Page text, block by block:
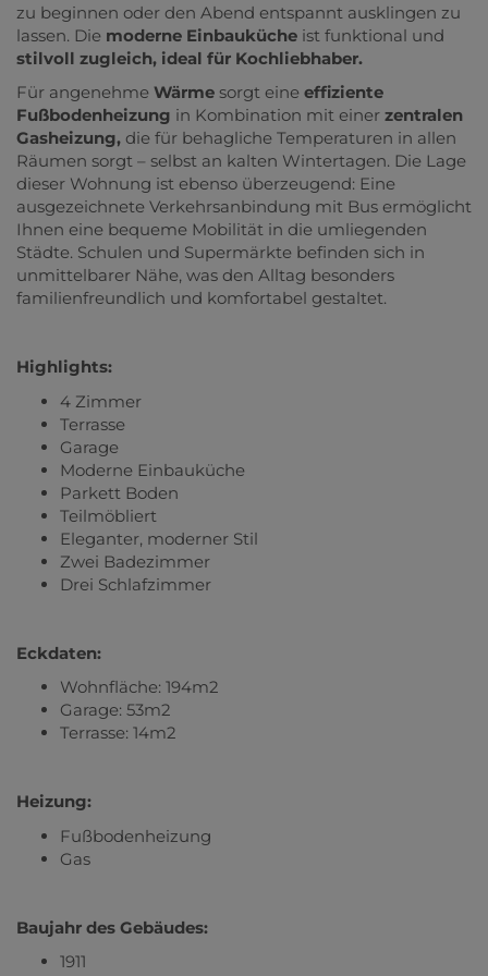
zu beginnen oder den Abend entspannt ausklingen zu
lassen. Die moderne Einbauküche ist funktional und
stilvoll zugleich, ideal für Kochliebhaber.
Für angenehme Wärme sorgt eine effiziente
Fußbodenheizung in Kombination mit einer zentralen
Gasheizung, die für behagliche Temperaturen in allen
Räumen sorgt – selbst an kalten Wintertagen. Die Lage
dieser Wohnung ist ebenso überzeugend: Eine
ausgezeichnete Verkehrsanbindung mit Bus ermöglicht
Ihnen eine bequeme Mobilität in die umliegenden
Städte. Schulen und Supermärkte befinden sich in
unmittelbarer Nähe, was den Alltag besonders
familienfreundlich und komfortabel gestaltet.
Highlights:
4 Zimmer
Terrasse
Garage
Moderne Einbauküche
Parkett Boden
Teilmöbliert
Eleganter, moderner Stil
Zwei Badezimmer
Drei Schlafzimmer
Eckdaten:
Wohnfläche: 194m2
Garage: 53m2
Terrasse: 14m2
Heizung:
Fußbodenheizung
Gas
Baujahr des Gebäudes:
1911